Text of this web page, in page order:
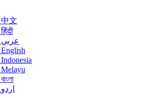
中文
हिंदी
عربي
English
Indonesia
Melayu
বাংলা
اردو